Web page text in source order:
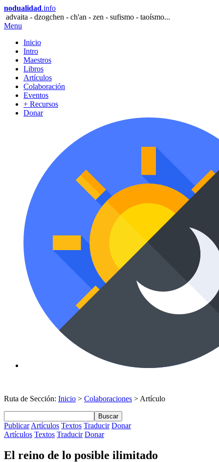
nodualidad.info
advaita - dzogchen - ch'an - zen - sufismo - taoísmo...
Menu
Inicio
Intro
Maestros
Libros
Artículos
Colaboración
Eventos
+ Recursos
Donar
Ruta de Sección: Inicio > Colaboraciones > Artículo
Buscar
Publicar Artículos Textos Traducir Donar
Artículos Textos Traducir Donar
El reino de lo posible ilimitado